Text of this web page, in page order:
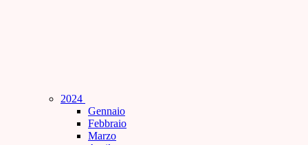
2024
Gennaio
Febbraio
Marzo